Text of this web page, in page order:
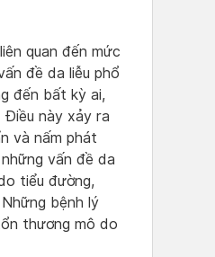
quan đến mức
đề da liễu phổ
đến bất kỳ ai,
Điều này xảy ra
và nấm phát
vấn đề da
tiểu đường,
bệnh lý
thương mô do